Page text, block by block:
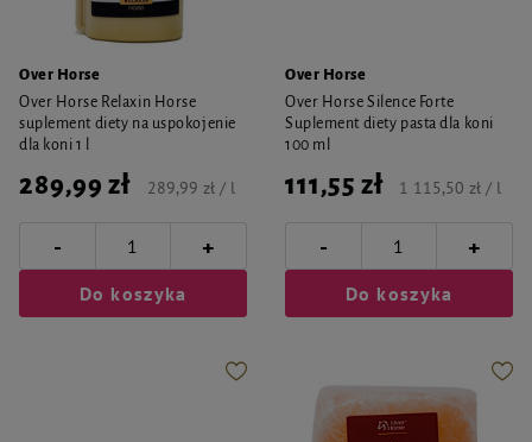
Over Horse
Over Horse Relaxin Horse
suplement diety na uspokojenie
dla koni 1 l
289,99 zł 289,99 zł / l
- +
Do koszyka
Over Horse
Over Horse Silence Forte
Suplement diety pasta dla koni
100 ml
111,55 zł 1 115,50 zł / l
- +
Do koszyka